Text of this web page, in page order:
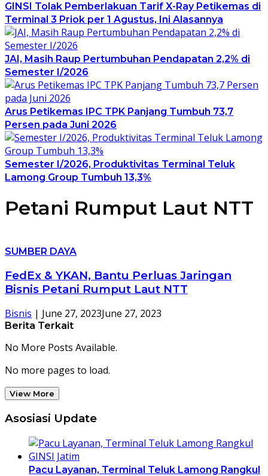
GINSI Tolak Pemberlakuan Tarif X-Ray Petikemas di
Terminal 3 Priok per 1 Agustus, Ini Alasannya
JAI, Masih Raup Pertumbuhan Pendapatan 2,2% di
Semester I/2026
Arus Petikemas IPC TPK Panjang Tumbuh 73,7
Persen pada Juni 2026
Semester I/2026, Produktivitas Terminal Teluk
Lamong Group Tumbuh 13,3%
Petani Rumput Laut NTT
SUMBER DAYA
FedEx & YKAN, Bantu Perluas Jaringan
Bisnis Petani Rumput Laut NTT
Bisnis | June 27, 2023June 27, 2023
Berita Terkait
No More Posts Available.
No more pages to load.
View More
Asosiasi Update
Pacu Layanan, Terminal Teluk Lamong Rangkul